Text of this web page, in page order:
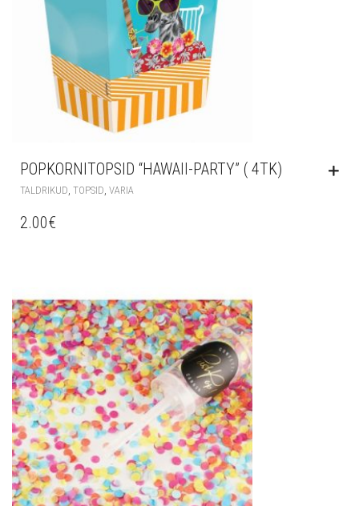
POPKORNITOPSID “HAWAII-PARTY” ( 4TK)
TALDRIKUD TOPSID VARIA
2.00€